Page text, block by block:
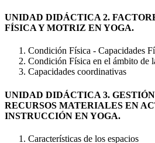
UNIDAD DIDÁCTICA 2.
FÍSICA Y MOTRIZ EN YOGA.
Condición Física - Capacidades
Condición Física en el ámbito de
Capacidades coordinativas
UNIDAD DIDÁCTICA 3. GESTIÓN
RECURSOS MATERIALES EN
INSTRUCCIÓN EN YOGA.
Características de los espacios